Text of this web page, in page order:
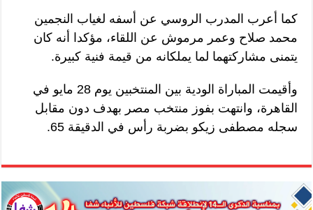
كما أعرب المدرب الروسي عن أسفه لغياب النجمين
محمد صلاح وعمر مرموش عن اللقاء، مؤكدا أنه كان
يتمنى مشاركتهما لما يملكانه من قيمة فنية كبيرة.
وأقيمت المباراة الودية بين المنتخبين يوم 28 مايو في
القاهرة، وانتهت بفوز منتخب مصر بهدف دون مقابل
سجله مصطفى زيكو بضربة رأس في الدقيقة 65.